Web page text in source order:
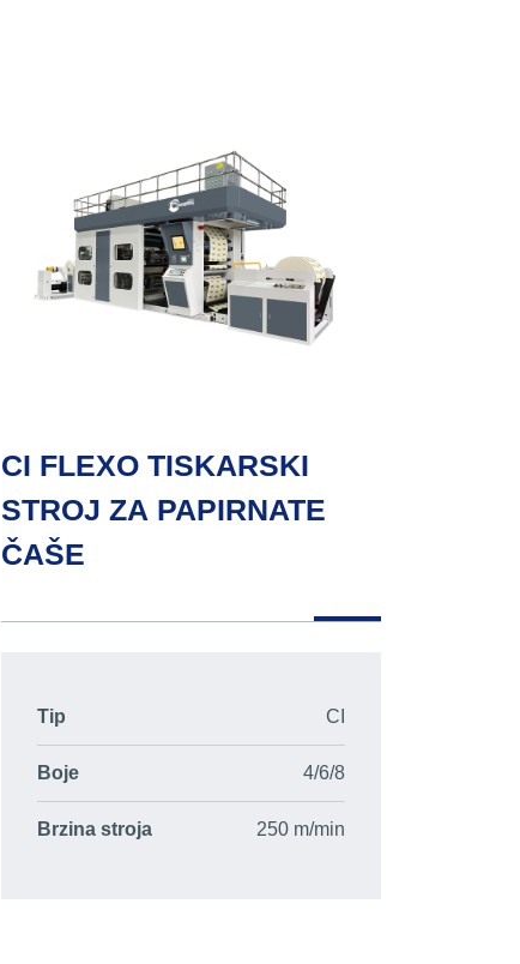
CI FLEXO TISKARSKI
STROJ ZA PAPIRNATE
ČAŠE
Tip CI
Boje 4/6/8
Brzina stroja 250 m/min